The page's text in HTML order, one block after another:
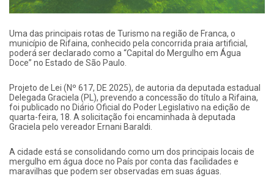
Uma das principais rotas de Turismo na região de Franca, o
município de Rifaina, conhecido pela concorrida praia artificial,
poderá ser declarado como a “Capital do Mergulho em Água
Doce” no Estado de São Paulo.
Projeto de Lei (Nº 617, DE 2025), de autoria da deputada estadual
Delegada Graciela (PL), prevendo a concessão do título a Rifaina,
foi publicado no Diário Oficial do Poder Legislativo na edição de
quarta-feira, 18. A solicitação foi encaminhada à deputada
Graciela pelo vereador Ernani Baraldi.
A cidade está se consolidando como um dos principais locais de
mergulho em água doce no País por conta das facilidades e
maravilhas que podem ser observadas em suas águas.